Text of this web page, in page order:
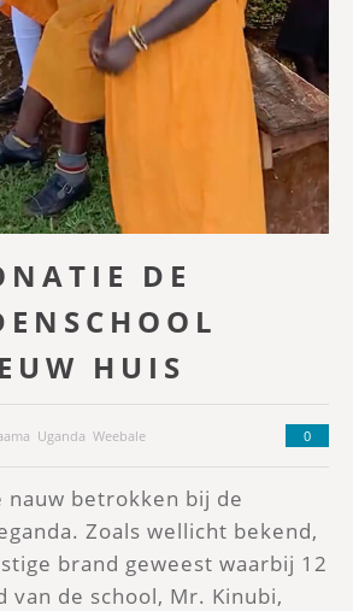
DE
HUIS
Uganda Weebale 0
nauw betrokken bij de
Zoals wellicht bekend,
brand geweest waarbij 12
de school, Mr. Kinubi,